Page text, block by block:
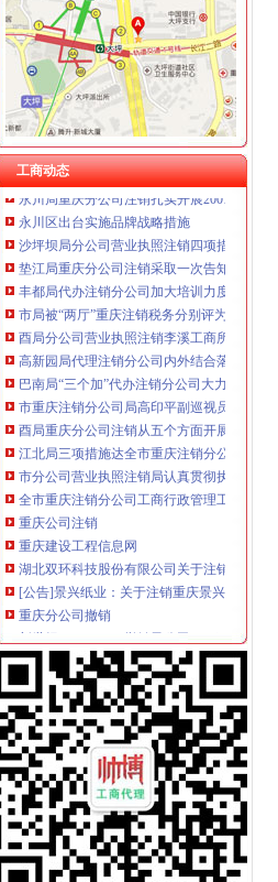
工商动态
工商动态
全市代理注销分公司区县局信用信息化岗位
高新区局围绕“三项重点工作、两项突破工作
国家工商总局市重庆注销税务场司领导到观
万州局重庆分公司注销全力服务地方经济
郭翔副局长、重庆分公司注销高印平副巡视
北碚局代理注销分公司缙云工商所五项措施
永川局重庆分公司注销扎实开展2007红盾护
永川区出台实施品牌战略措施
沙坪坝局分公司营业执照注销四项措施化队
垫江局重庆分公司注销采取一次告知措施提
丰都局代办注销分公司加大培训力度着力提
市局被“两厅”重庆注销税务分别评为2006年
酉局分公司营业执照注销李溪工商所五条措
高新园局代理注销分公司内外结合落实流动
巴南局“三个加”代办注销分公司大力实施消
市重庆注销分公司局高印平副巡视员到渝北
酉局重庆分公司注销从五个方面开展送温暖活
江北局三项措施达全市重庆注销分公司工商
市分公司营业执照注销局认真贯彻执行《广
全市重庆注销分公司工商行政管理工作会议
重庆公司注销
重庆建设工程信息网
湖北双环科技股份有限公司关于注销四级子
[公告]景兴纸业：关于注销重庆景兴包装有限
重庆分公司撤销
新世纪（002280）撤销子公司1000万元_股票
TCL手机渠道大变革取消分公司倚重经销商-
日本钢子公司被取消“日本工业规格”认证_国
代理注销分公司
公司注销_北京公司注销_公司注销流程_北京
寻山西太原可代办分公司年检、注销律师-免
关于注销江苏润泽保险代理有限公司许可证
代办注销分公司
【图】公司执照被吊销了会怎样用不用转为
代办公司注销|公司注册|代理记账-江西鑫源
代办北京公司注销吊销转注销分公司注销外
分公司营业执照注销